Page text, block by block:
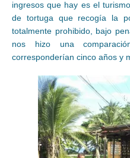
ingresos que hay es el
de tortuga que recogía la
totalmente prohibido, bajo
nos hizo una
corresponderían cinco años y